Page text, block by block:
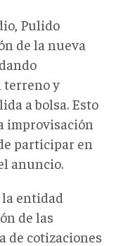
Pulido
de la nueva
terreno y
a bolsa. Esto
improvisación
participar en
anuncio.
la entidad
de las
de cotizaciones